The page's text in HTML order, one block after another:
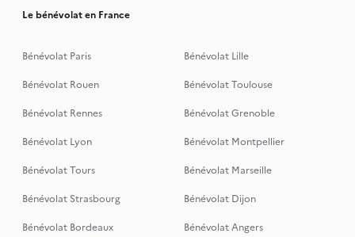
Le bénévolat en France
Bénévolat Paris
Bénévolat Lille
Bénévolat Rouen
Bénévolat Toulouse
Bénévolat Rennes
Bénévolat Grenoble
Bénévolat Lyon
Bénévolat Montpellier
Bénévolat Tours
Bénévolat Marseille
Bénévolat Strasbourg
Bénévolat Dijon
Bénévolat Bordeaux
Bénévolat Angers